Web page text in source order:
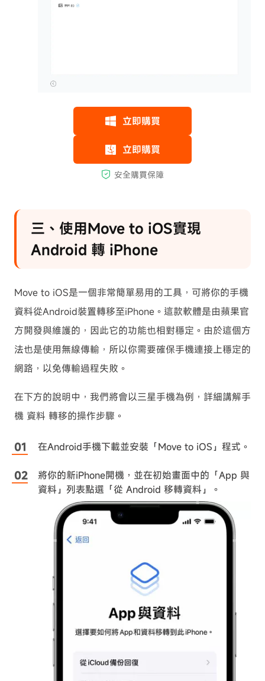
三、使用Move to iOS實現
Android 轉 iPhone
Move to iOS是一個非常簡單易用的工具，可將你的手機
資料從Android裝置轉移至iPhone。這款軟體是由蘋果官
方開發與維護的，因此它的功能也相對穩定。由於這個方
法也是使用無線傳輸，所以你需要確保手機連接上穩定的
網路，以免傳輸過程失敗。
在下方的說明中，我們將會以三星手機為例，詳細講解手
機 資料 轉移的操作步驟。
在Android手機下載並安裝「Move to iOS」程式。
將你的新iPhone開機，並在初始畫面中的「App 與
資料」列表點選「從 Android 移轉資料」。